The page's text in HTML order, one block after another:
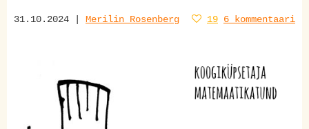
31.10.2024 | Merilin Rosenberg 19 6 kommentaari